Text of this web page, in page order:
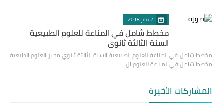
2 يناير 2018
مخطط شامل في المناعة للعلوم الطبيعية
السنة الثالثة ثانوي
مخطط شامل في المناعة للعلوم الطبيعية السنة الثالثة ثانوي مخبر العلوم الطبعية
مخطط شامل في المناعة للعلوم ال…
المشاركات الأخيرة